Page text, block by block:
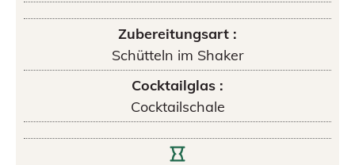
Zubereitungsart :
Schütteln im Shaker
Cocktailglas :
Cocktailschale